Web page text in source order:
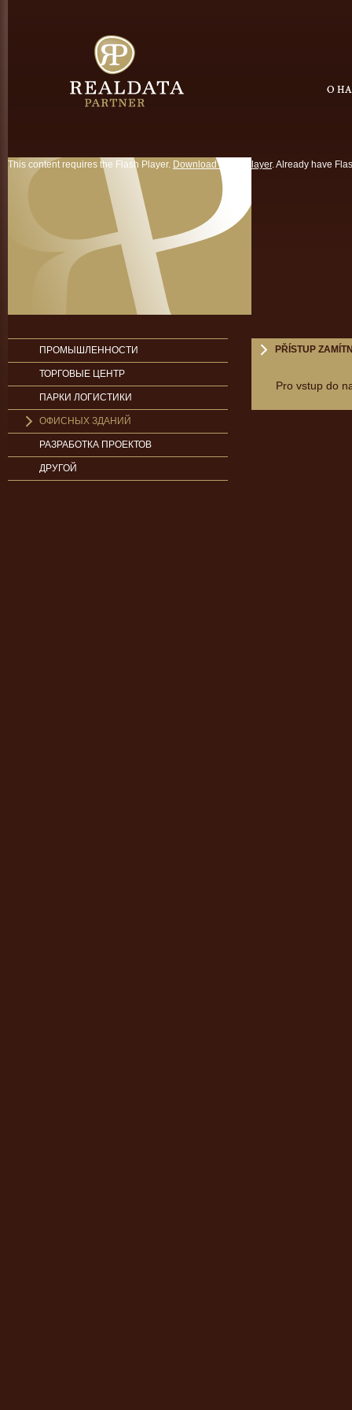
This content requires the Flash Player. Download Flash Player. Already have
ПРОМЫШЛЕННОСТИ
ТОРГОВЫЕ ЦЕНТР
ПАРКИ ЛОГИСТИКИ
ОФИСНЫХ ЗДАНИЙ
РАЗРАБОТКА ПРОЕКТОВ
ДРУГОЙ
PŘÍSTUP
Pro vstup do